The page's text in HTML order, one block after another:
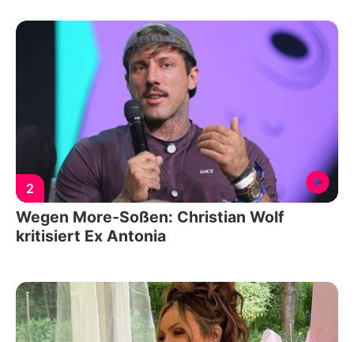
2
Wegen More-Soßen: Christian Wolf
kritisiert Ex Antonia